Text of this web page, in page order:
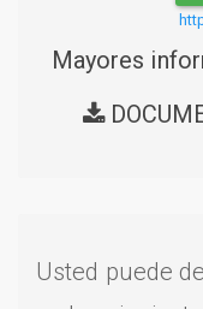
Mayores
Usted puede